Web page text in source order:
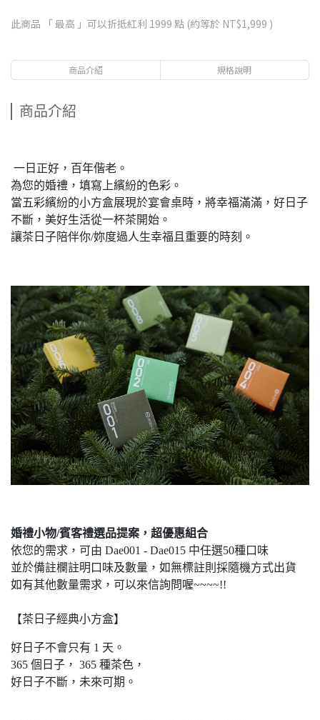
此商品 「 最高 」可以折抵紅利 1999 點 (約等於 NT$1,999 )
商品介紹 規格說明
商品介紹
一日正好，百年偕老。
為您的婚禮，填寫上繽紛的色彩。
當五彩繽紛的小方盒展現於宴會桌時，將幸福滿滿，好日子
不斷，美好生活從一杯茶開始。
讓茶日子陪伴你/妳度過人生幸福且重要的時刻。
婚禮小物/賓客禮選品提案，超優惠組合
依您的需求，可由 Dae001 - Dae015 中任選50種口味
並於備註欄註明口味及數量，如無標註則採隨機方式出貨
如有其他數量需求，可以來信詢問喔~~~~!!
【茶日子經典小方盒】
好日子不會只有 1 天。
365 個日子， 365 種茶色，
好日子不斷，未來可期。